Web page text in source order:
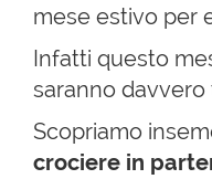
mese estivo per
Infatti questo
saranno davvero
Scopriamo
crociere in